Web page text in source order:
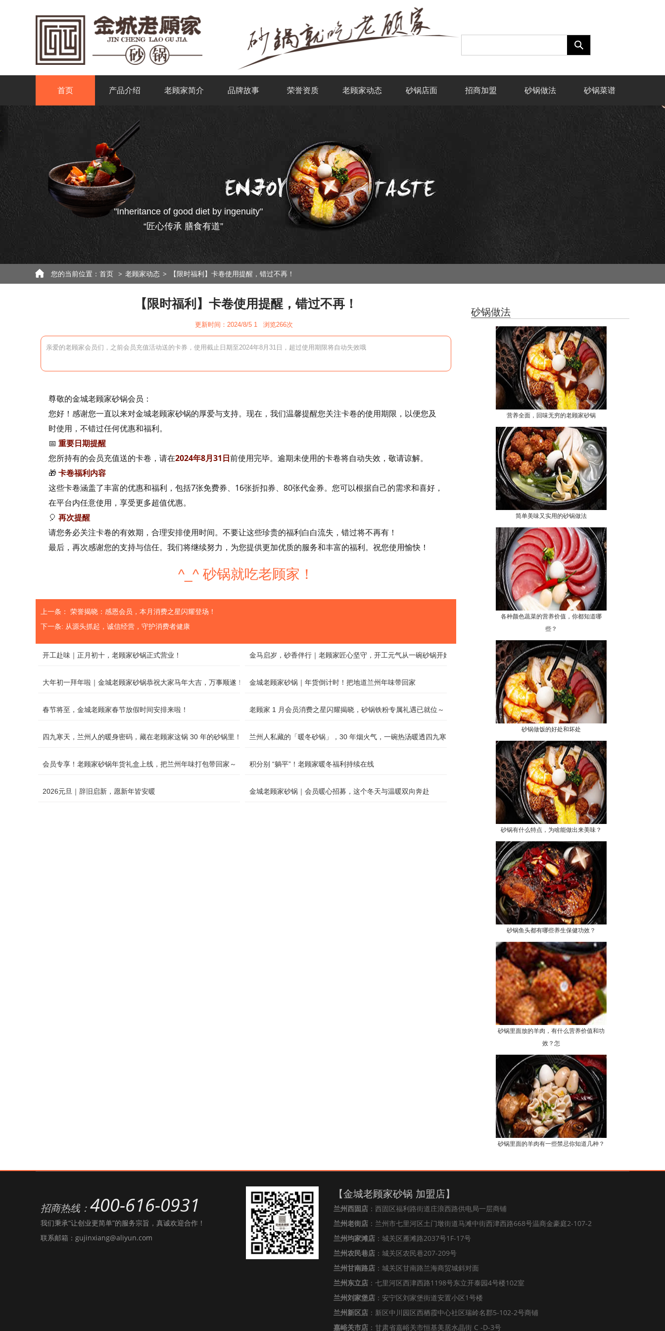
首页 产品介绍 老顾家简介 品牌故事 荣誉资质 老顾家动态 砂锅店面 招商加盟 砂锅做法 砂锅菜谱
"Inheritance of good diet by ingenuity"
“匠心传承 膳食有道”
您的当前位置： 首页 > 老顾家动态 > 【限时福利】卡卷使用提醒，错过不再！
【限时福利】卡卷使用提醒，错过不再！
更新时间：2024/8/5 1 浏览266次
亲爱的老顾家会员们，之前会员充值活动送的卡券，使用截止日期至2024年8月31日，超过使用期限将自动失效哦
尊敬的金城老顾家砂锅会员：
您好！感谢您一直以来对金城老顾家砂锅的厚爱与支持。现在，我们温馨提醒您关注卡卷的使用期限，以便您及
时使用，不错过任何优惠和福利。
📅 重要日期提醒
您所持有的会员充值送的卡卷，请在2024年8月31日前使用完毕。 逾期未使用的卡卷将自动失效，敬请谅解。
🎁 卡卷福利内容
这些卡卷涵盖了丰富的优惠和福利，包括7张免费券、16张折扣券、80张代金券。您可以根据自己的需求和喜好，
在平台内任意使用，享受更多超值优惠。
🎈 再次提醒
请您务必关注卡卷的有效期，合理安排使用时间。不要让这些珍贵的福利白白流失，错过将不再有！
最后，再次感谢您的支持与信任。我们将继续努力，为您提供更加优质的服务和丰富的福利。祝您使用愉快！
^_^ 砂锅就吃老顾家！
上一条： 荣誉揭晓：感恩会员，本月消费之星闪耀登场！
下一条: 从源头抓起，诚信经营，守护消费者健康
开工赴味｜正月初十，老顾家砂锅正式营业！ 金马启岁，砂香伴行｜老顾家匠心坚守，开工元气从一碗砂锅开始！
大年初一拜年啦｜金城老顾家砂锅恭祝大家马年大吉，万事顺遂！ 金城老顾家砂锅｜年货倒计时！把地道兰州年味带回家
春节将至，金城老顾家春节放假时间安排来啦！ 老顾家 1 月会员消费之星闪耀揭晓，砂锅铁粉专属礼遇已就位～
四九寒天，兰州人的暖身密码，藏在老顾家这锅 30 年的砂锅里！ 兰州人私藏的「暖冬砂锅」，30 年烟火气，一碗热汤暖透四九寒天
会员专享！老顾家砂锅年货礼盒上线，把兰州年味打包带回家～ 积分别 “躺平”！老顾家暖冬福利持续在线
2026元旦｜辞旧启新，愿新年皆安暖 金城老顾家砂锅｜会员暖心招募，这个冬天与温暖双向奔赴
砂锅做法
营养全面，回味无穷的老顾家砂锅
简单美味又实用的砂锅做法
各种颜色蔬菜的营养价值，你都知道哪
些？
砂锅做饭的好处和坏处
砂锅有什么特点，为啥能做出来美味？
砂锅鱼头都有哪些养生保健功效？
砂锅里面放的羊肉，有什么营养价值和功
效？怎
砂锅里面的羊肉有一些禁忌你知道几种？
招商热线： 400-616-0931
我们秉承“让创业更简单”的服务宗旨，真诚欢迎合作！
联系邮箱：gujinxiang@aliyun.com
【金城老顾家砂锅 加盟店】
兰州西固店 ：西固区福利路街道庄浪西路供电局一层商铺
兰州老街店 ：兰州市七里河区土门墩街道马滩中街西津西路668号温商金豪庭2-107-2
兰州均家滩店 ：城关区雁滩路2037号1F-17号
兰州农民巷店 ：城关区农民巷207-209号
兰州甘南路店 ：城关区甘南路兰海商贸城斜对面
兰州东立店 ：七里河区西津西路1198号东立开泰园4号楼102室
兰州刘家堡店 ：安宁区刘家堡街道安置小区1号楼
兰州新区店 ：新区中川园区西栖霞中心社区瑞岭名郡5-102-2号商铺
嘉峪关市店 ：甘肃省嘉峪关市恒基美居水晶街 C -D-3号